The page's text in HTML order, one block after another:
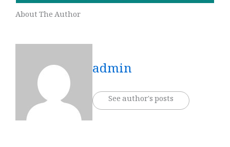
About The Author
admin
See author's posts